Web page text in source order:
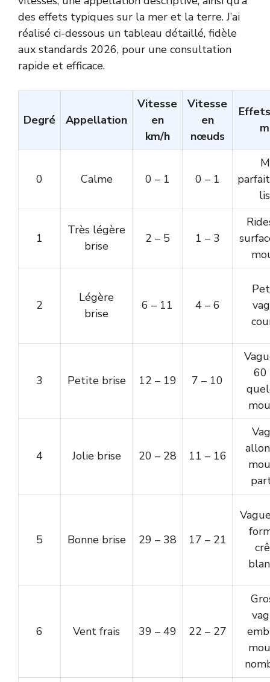
des effets typiques sur la mer et la terre. J’ai
réalisé ci-dessous un tableau détaillé, fidèle
aux standards 2026, pour une consultation
rapide et efficace.
Degré Appellation
Vitesse
en
km/h
Vitesse
en
nœuds
0 Calme 0 – 1 0 – 1
1
Très légère
brise
2 – 5 1 – 3
2
Légère
brise
6 – 11 4 – 6
3 Petite brise 12 – 19 7 – 10
60
4 Jolie brise 20 – 28 11 – 16
5 Bonne brise 29 – 38 17 – 21
6 Vent frais 39 – 49 22 – 27